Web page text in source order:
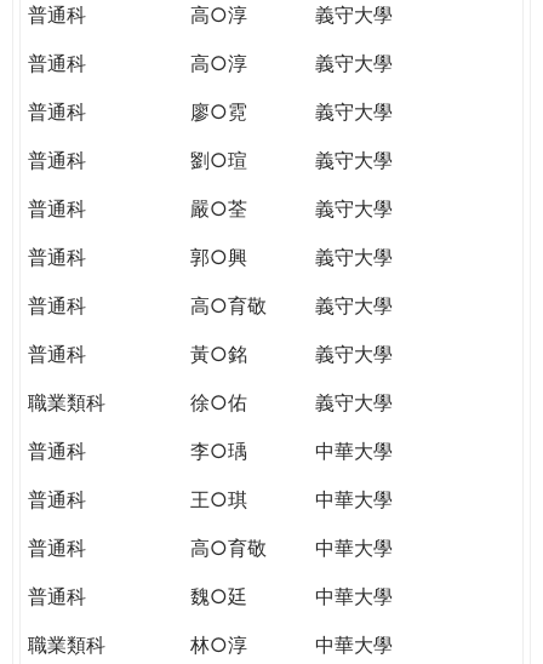
普通科
高○淳
義守大學
普通科
高○淳
義守大學
普通科
廖○霓
義守大學
普通科
劉○瑄
義守大學
普通科
嚴○荃
義守大學
普通科
郭○興
義守大學
普通科
高○育敬
義守大學
普通科
黃○銘
義守大學
職業類科
徐○佑
義守大學
普通科
李○瑀
中華大學
普通科
王○琪
中華大學
普通科
高○育敬
中華大學
普通科
魏○廷
中華大學
職業類科
林○淳
中華大學